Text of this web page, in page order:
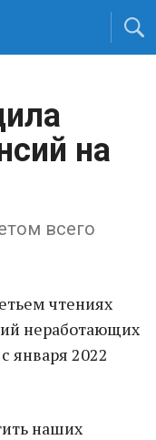
на
всего
чтениях
неработающих
января 2022
наших